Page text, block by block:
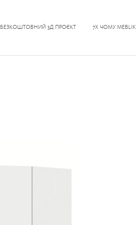
БЕЗКОШТОВНИЙ 3Д ПРОЄКТ 7Х ЧОМУ MEBLIK